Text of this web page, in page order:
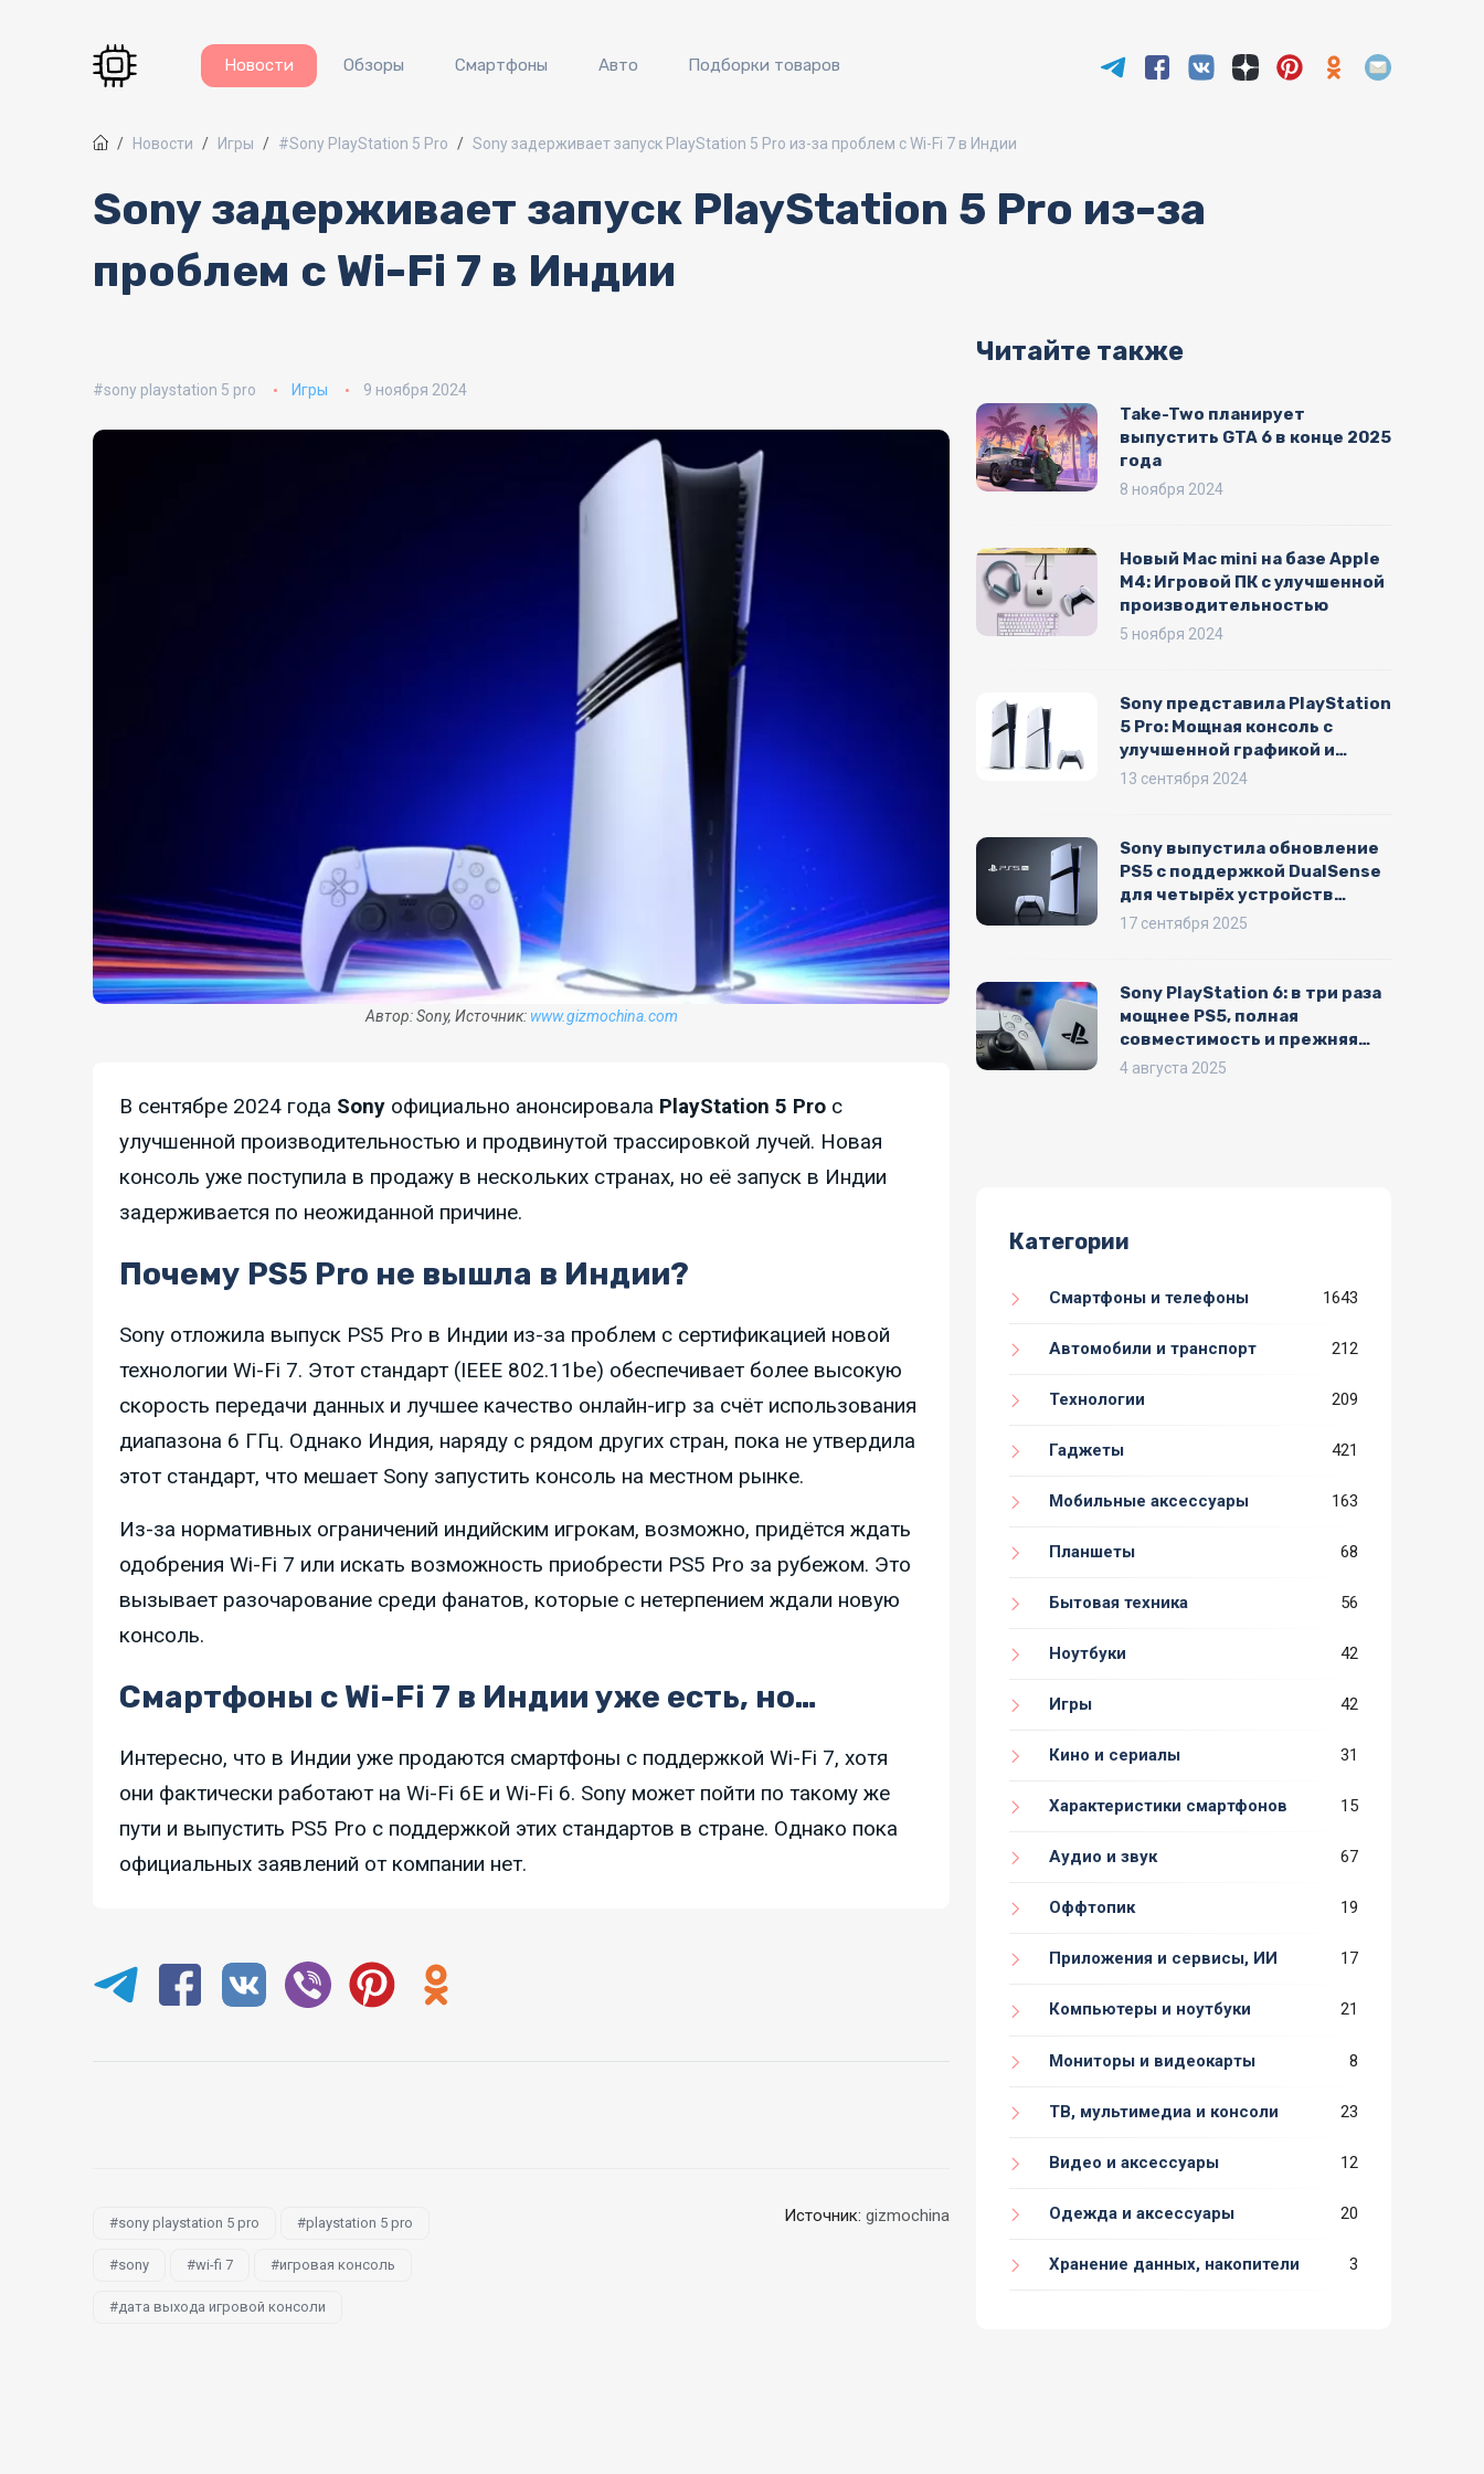
Новости Обзоры Смартфоны Авто Подборки товаров
Новости Игры #Sony PlayStation 5 Pro Sony задерживает запуск PlayStation 5 Pro из-за проблем с Wi-Fi 7 в Индии
Sony задерживает запуск PlayStation 5 Pro из-за
проблем с Wi-Fi 7 в Индии
sony playstation 5 pro Игры 9 ноября 2024
Автор: Sony, Источник: www.gizmochina.com
В сентябре 2024 года Sony официально анонсировала PlayStation 5 Pro с
улучшенной производительностью и продвинутой трассировкой лучей. Новая
консоль уже поступила в продажу в нескольких странах, но её запуск в Индии
задерживается по неожиданной причине.
Почему PS5 Pro не вышла в Индии?
Sony отложила выпуск PS5 Pro в Индии из-за проблем с сертификацией новой
технологии Wi-Fi 7. Этот стандарт (IEEE 802.11be) обеспечивает более высокую
скорость передачи данных и лучшее качество онлайн-игр за счёт использования
диапазона 6 ГГц. Однако Индия, наряду с рядом других стран, пока не утвердила
этот стандарт, что мешает Sony запустить консоль на местном рынке.
Из-за нормативных ограничений индийским игрокам, возможно, придётся ждать
одобрения Wi-Fi 7 или искать возможность приобрести PS5 Pro за рубежом. Это
вызывает разочарование среди фанатов, которые с нетерпением ждали новую
консоль.
Смартфоны с Wi-Fi 7 в Индии уже есть, но…
Интересно, что в Индии уже продаются смартфоны с поддержкой Wi-Fi 7, хотя
они фактически работают на Wi-Fi 6E и Wi-Fi 6. Sony может пойти по такому же
пути и выпустить PS5 Pro с поддержкой этих стандартов в стране. Однако пока
официальных заявлений от компании нет.
sony playstation 5 pro playstation 5 pro
sony wi-fi 7 игровая консоль
дата выхода игровой консоли
Источник: gizmochina
Читайте также
Take-Two планирует
выпустить GTA 6 в конце 2025
года
8 ноября 2024
Новый Mac mini на базе Apple
M4: Игровой ПК с улучшенной
производительностью
5 ноября 2024
Sony представила PlayStation
5 Pro: Мощная консоль с
улучшенной графикой и
технологиями
13 сентября 2024
Sony выпустила обновление
PS5 с поддержкой DualSense
для четырёх устройств
одновременно и эко-
17 сентября 2025
Sony PlayStation 6: в три раза
мощнее PS5, полная
совместимость и прежняя
цена
4 августа 2025
Категории
Смартфоны и телефоны 1643
Автомобили и транспорт 212
Технологии 209
Гаджеты 421
Мобильные аксессуары 163
Планшеты 68
Бытовая техника 56
Ноутбуки 42
Игры 42
Кино и сериалы 31
Характеристики смартфонов 15
Аудио и звук 67
Оффтопик 19
Приложения и сервисы, ИИ 17
Компьютеры и ноутбуки 21
Мониторы и видеокарты 8
ТВ, мультимедиа и консоли 23
Видео и аксессуары 12
Одежда и аксессуары 20
Хранение данных, накопители 3